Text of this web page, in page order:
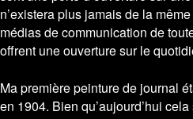
n’existera plus jamais de la
médias de communication de
offrent une ouverture sur le
Ma première peinture de journal
en 1904. Bien qu’aujourd’hui